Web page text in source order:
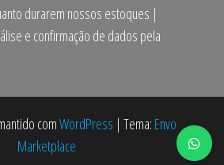
durarem nossos estoques |
e confirmação de dados pela
comWordPress | Tema: Envo
Marketplace